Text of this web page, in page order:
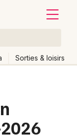
Sorties & loisirs
Autre